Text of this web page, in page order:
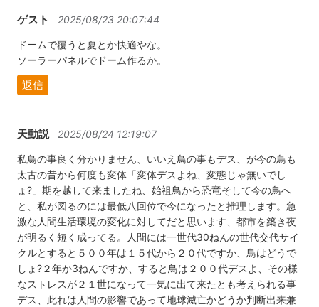
ゲスト 2025/08/23 20:07:44
ドームで覆うと夏とか快適やな。
ソーラーパネルでドーム作るか。
返信
天動説 2025/08/24 12:19:07
私鳥の事良く分かりません、いいえ鳥の事もデス、が今の鳥も
太古の昔から何度も変体「変体デスよね、変態じゃ無いでし
ょ?」期を越して来ましたね、始祖鳥から恐竜そして今の鳥へ
と、私が図るのには最低八回位で今になったと推理します。急
激な人間生活環境の変化に対してだと思います、都市を築き夜
が明るく短く成ってる。人間には一世代30ねんの世代交代サイ
クルとすると５００年は１５代から２０代ですか、鳥はどうで
しょ?２年か3ねんですか、すると鳥は２００代デスよ、その様
なストレスが２１世になって一気に出て来たとも考えられる事
デス、此れは人間の影響であって地球滅亡かどうか判断出来兼